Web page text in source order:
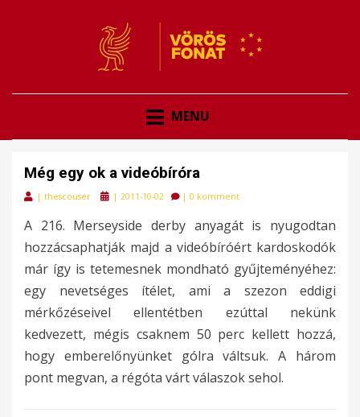
VÖRÖS FONAT
MENU
Még egy ok a videóbíróra
| thescouser
Posted
| 2011-10-02 | 0 komment
A 216. Merseyside derby anyagát is nyugodtan
hozzácsaphatják majd a videóbíróért kardoskodók
már így is tetemesnek mondható gyűjteményéhez:
egy nevetséges ítélet, ami a szezon eddigi
mérkőzéseivel ellentétben ezúttal nekünk
kedvezett, mégis csaknem 50 perc kellett hozzá,
hogy emberelőnyünket gólra váltsuk. A három
pont megvan, a régóta várt válaszok sehol.